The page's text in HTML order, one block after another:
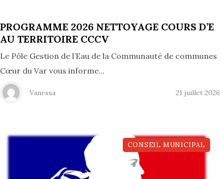
PROGRAMME 2026 NETTOYAGE COURS D’E
AU TERRITOIRE CCCV
Le Pôle Gestion de l’Eau de la Communauté de communes
Cœur du Var vous informe...
Vanessa 21 juillet 2026
CONSEIL MUNICIPAL